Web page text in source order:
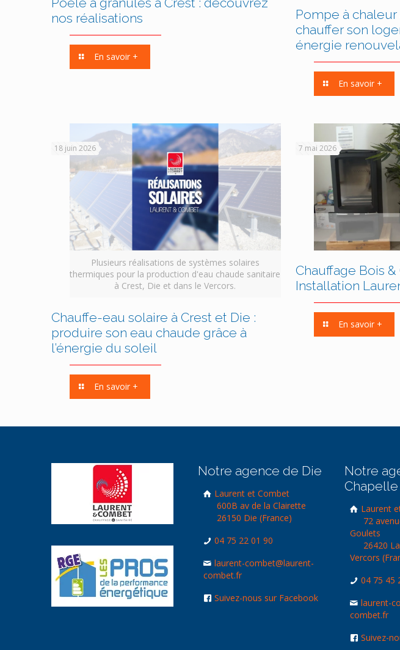
nos réalisations
En savoir +
Pompe à chaleur
chauffer son
énergie
En savoir +
Plusieurs réalisations de systèmes solaires
thermiques pour la production d'eau chaude sanitaire
à Crest, Die et dans le Vercors.
18 juin 2026
Chauffe-eau solaire à Crest et Die :
produire son eau chaude grâce à
l’énergie du soleil
En savoir +
7 mai 2026
Chauffage Bois
Installation
En savoir +
Notre agence de Die
Laurent et Combet
600B av de la Clairette
26150 Die (France)
04 75 22 01 90
laurent-combet@laurent-
combet.fr
Suivez-nous sur Facebook
Notre
Laurent
72
Goulets
26420
Vercors
04 75 45
laurent-
combet.fr
Suivez-